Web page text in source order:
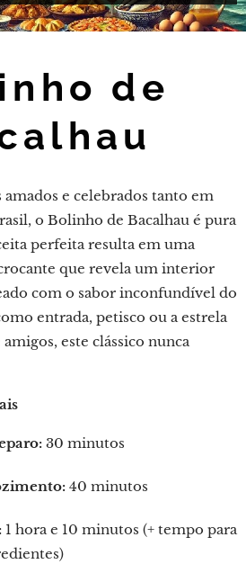
de
e celebrados tanto em
o Bolinho de Bacalhau é pura
perfeita resulta em uma
que revela um interior
com o sabor inconfundível do
entrada, petisco ou a estrela
este clássico nunca
30 minutos
40 minutos
1 hora e 10 minutos (+ tempo para